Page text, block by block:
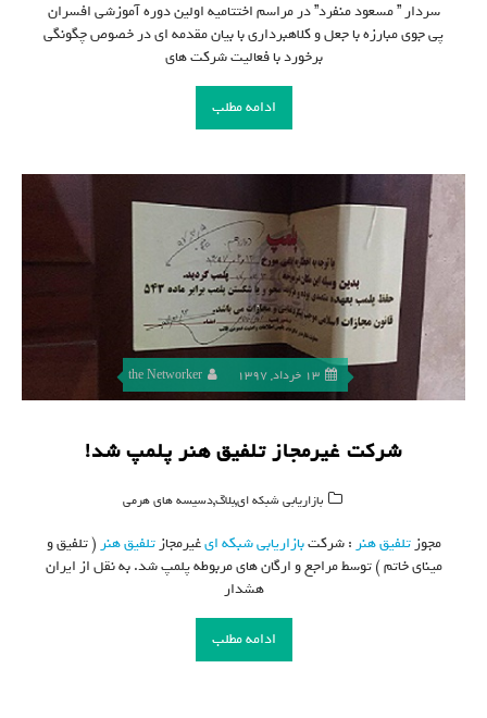
سردار ” مسعود منفرد” در مراسم اختتامیه اولین دوره آموزشی افسران
پی جوی مبارزه با جعل و کلاهبرداری با بیان مقدمه ای در خصوص چگونگی
برخورد با فعالیت شرکت های
ادامه مطلب
13 خرداد, 1397 the Networker
شرکت غیرمجاز تلفیق هنر پلمپ شد!
بازاریابی شبکه ای,بلاگ,دسیسه های هرمی
مجوزتلفیق هنر : شرکتبازاریابی شبکه ایغیرمجازتلفیق هنر ( تلفیق و
مینای خاتم ) توسط مراجع و ارگان های مربوطه پلمپ شد. به نقل از ایران
هشدار
ادامه مطلب